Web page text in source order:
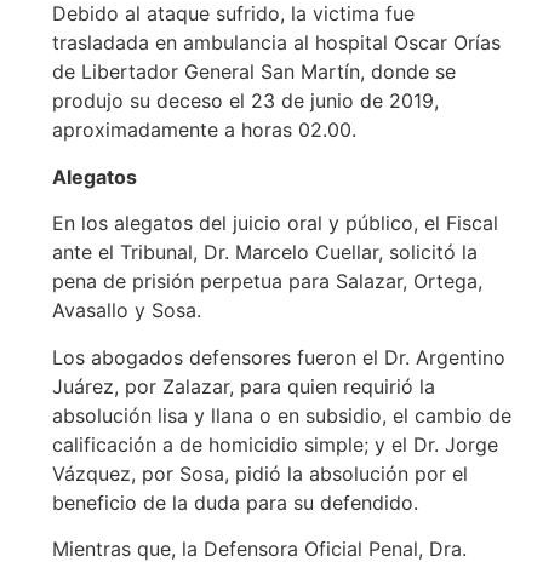
Debido al ataque sufrido, la victima fue
trasladada en ambulancia al hospital Oscar Orías
de Libertador General San Martín, donde se
produjo su deceso el 23 de junio de 2019,
aproximadamente a horas 02.00.
Alegatos
En los alegatos del juicio oral y público, el Fiscal
ante el Tribunal, Dr. Marcelo Cuellar, solicitó la
pena de prisión perpetua para Salazar, Ortega,
Avasallo y Sosa.
Los abogados defensores fueron el Dr. Argentino
Juárez, por Zalazar, para quien requirió la
absolución lisa y llana o en subsidio, el cambio de
calificación a de homicidio simple; y el Dr. Jorge
Vázquez, por Sosa, pidió la absolución por el
beneficio de la duda para su defendido.
Mientras que, la Defensora Oficial Penal, Dra.